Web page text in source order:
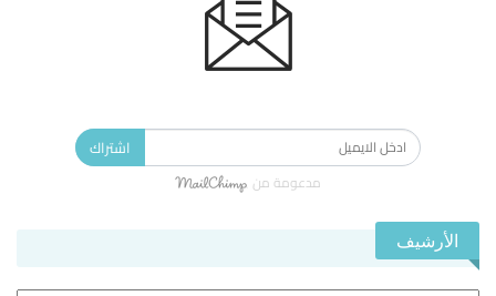
اشتراك
مدعومة من
الأرشيف